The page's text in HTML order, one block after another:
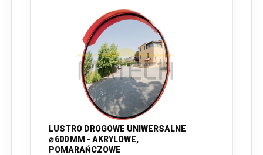
LUSTRO DROGOWE UNIWERSALNE
⌀ 600 MM - AKRYLOWE,
POMARAŃCZOWE